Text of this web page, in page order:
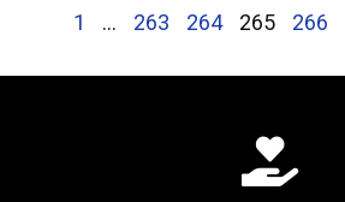
1 … 263 264 265 266